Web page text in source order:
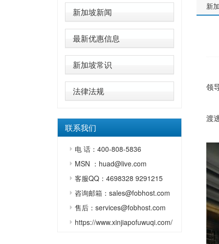
新加坡新闻
最新优惠信息
新加坡常识
法律法规
联系我们
电 话：400-808-5836
MSN ：huad@live.com
客服QQ：4698328 9291215
咨询邮箱：sales@fobhost.com
售后：services@fobhost.com
https://www.xinjiapofuwuqi.com/
新
领
渡